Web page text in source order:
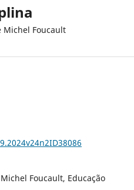
Michel Foucault
Foucault, Educação